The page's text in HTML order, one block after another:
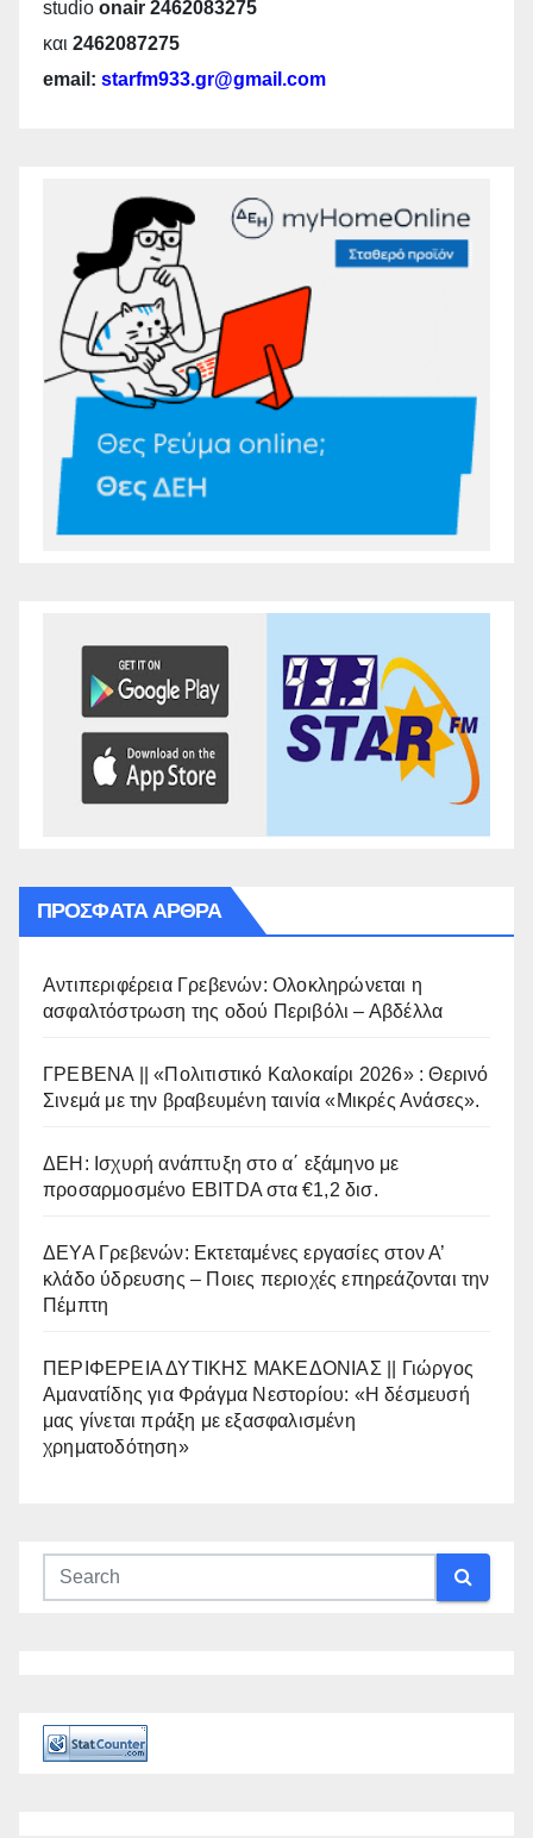
studio onair 2462083275
και 2462087275
email: starfm933.gr@gmail.com
ΠΡΌΣΦΑΤΑ ΆΡΘΡΑ
Αντιπεριφέρεια Γρεβενών: Ολοκληρώνεται η
ασφαλτόστρωση της οδού Περιβόλι – Αβδέλλα
ΓΡΕΒΕΝΑ || «Πολιτιστικό Καλοκαίρι 2026» : Θερινό
Σινεμά με την βραβευμένη ταινία «Μικρές Ανάσες».
ΔΕΗ: Ισχυρή ανάπτυξη στο α΄ εξάμηνο με
προσαρμοσμένο EBITDA στα €1,2 δισ.
ΔΕΥΑ Γρεβενών: Εκτεταμένες εργασίες στον Α’
κλάδο ύδρευσης – Ποιες περιοχές επηρεάζονται την
Πέμπτη
ΠΕΡΙΦΕΡΕΙΑ ΔΥΤΙΚΗΣ ΜΑΚΕΔΟΝΙΑΣ || Γιώργος
Αμανατίδης για Φράγμα Νεστορίου: «Η δέσμευσή
μας γίνεται πράξη με εξασφαλισμένη
χρηματοδότηση»